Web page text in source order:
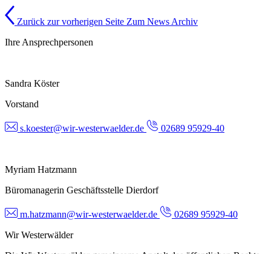
Zurück zur vorherigen Seite Zum News Archiv
Ihre Ansprechpersonen
Sandra Köster
Vorstand
s.koester@wir-westerwaelder.de 02689 95929-40
Myriam Hatzmann
Büromanagerin Geschäftsstelle Dierdorf
m.hatzmann@wir-westerwaelder.de
02689 95929-40
Wir Westerwälder